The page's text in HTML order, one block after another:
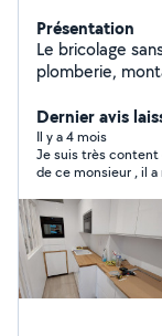
Présentation
Le bricolage
plomberie,
Dernier avis
Il y a 4 mois
Je suis très
de ce monsieur , il
travail propre et
parfait N’hésitez pas